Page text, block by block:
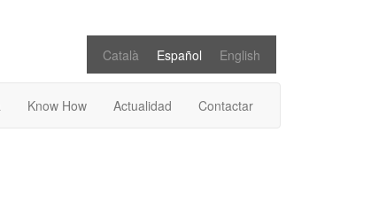
Català Español English
Know How Actualidad Contactar